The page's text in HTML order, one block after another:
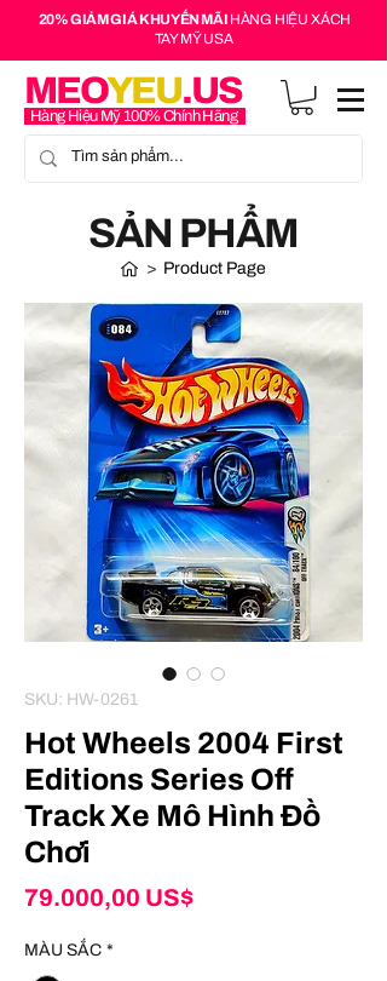
20% GIẢM GIÁ KHUYẾN MÃI HÀNG HIỆU XÁCH
TAY MỸ USA
MEOYEU.US
Hàng Hiệu Mỹ 100% Chính Hãng
SẢN PHẨM
> Product Page
SKU: HW-0261
Hot Wheels 2004 First
Editions Series Off
Track Xe Mô Hình Đồ
Chơi
79.000,00 US$Giá
MÀU SẮC *